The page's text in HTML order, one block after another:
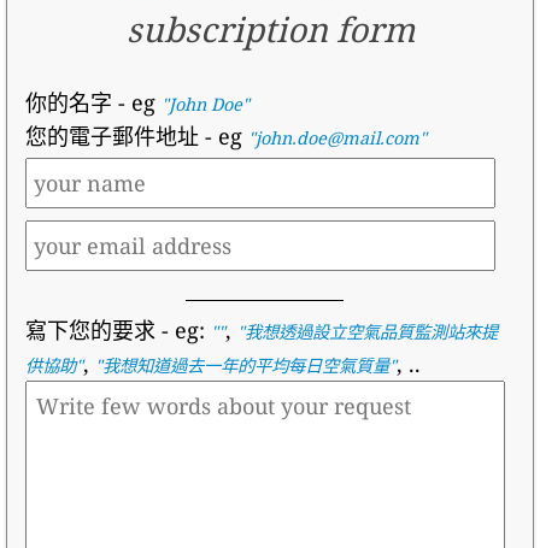
subscription form
你的名字 - eg "John Doe"
您的電子郵件地址 - eg "john.doe@mail.com"
寫下您的要求- eg: "", "我想透過設立空氣品質監測站來提
供協助", "我想知道過去一年的平均每日空氣質量", ..